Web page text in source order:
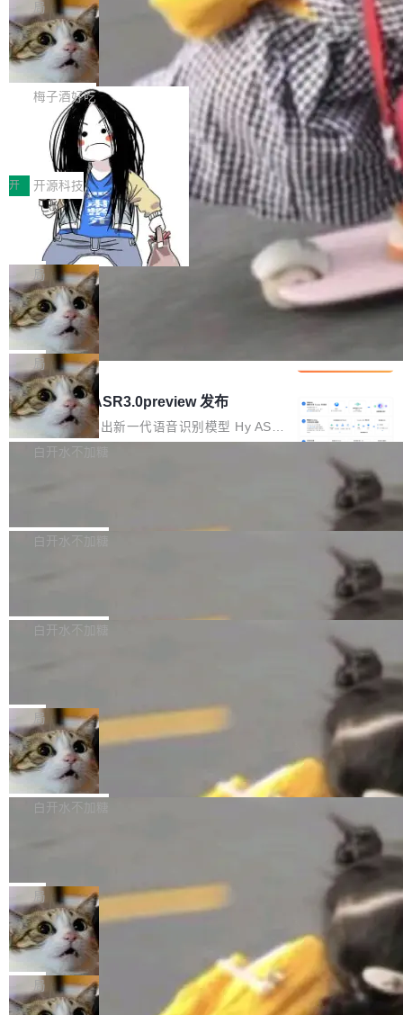
安全与合规要求。对于大多数普通研发场景，公
有云模型能够满足快速试用和效率提升的需求。
但对于金融、能源、医疗等对数据安全要求较...
渐丰富，用户关注的重点也在发生变化：不只是
让AI用起来，还要进一步看清混合算力时代下，
Token花在哪里、算力是否被充分利用，以及持
续增长的AI成本该如何优化。 深信服AI算力网关
正是围绕这些实际问题，从Token治理和成本治
理两个方面，让用户的每一份算力都看得清、管
得住、用得稳、省得下、更安全！ 一、从现在开
始，Token使用一目...
Bigtable 作者之一。TensorFlow 的作者之一。
Gemini 的架构师。Google 首席科学家。 Jeff D
ean 在 Google 工作了 27 年后，宣布离职。 他
不是一个人走。一同离开的还有 Sanjay Ghema
wat（Google 员工编号 23，Jeff Dean 二十多
年的编程搭档，MapReduce 和 Bigtable 的共同
作者）、Quoc Le（Google 大脑核心成员，Se
q2Seq 和 DocAI 的共同发明人）以及 Oriol Vin
yals（Gemini 联合负责人，AlphaSta...
局
🔥 SolonCode v2026.8.4 发布：界面
字体可调、22 种语言、记忆搜索增强
打开终端就能上岗的全中文编码智能体，这一轮
把「看得清、用母语、记得住」三件事一次补
齐。 SolonCode 是什么 SolonCode 是杭州无
耳科技研发的企业级终端编码智能体——一位全
中文驱动的数字员工，自主理解需求、规划步
骤、编写代码。不挑模型、不挑平台，curl 一行
装完即用。 开源地址：Gitee · GitCode · GitHu
b 安装 支持 Java 8+（8~26）、macOS / Linu
x / Windows / Harmony PC。 # macOS / Linu
x / Harmony PC curl -fsSL https://solon.noea
r.org/solon...
梅子酒好吃
让“代码语义理解”深度释放AI Coding
价值潜能：华为云码道（CodeArts）
代码仓技术解析
一、代码仓深度理解技术的作用与价值 在软件工
程实践中，代码仓是企业核心知识资产的主要载
体。企业级代码仓库通常包含数十万乃至数百万
个文件，其规模远超单次模型调用可承载的上下
文窗口。随着项目规模的持续扩张与代码历史的
不断累积，代码仓中的模块关系、接口契约、业
务逻辑等关键信息往往分散于数十乃至数百个文
件之中，形成高度复杂的知识关联网络。传统的
代码检索手段（如关键词匹配、目录遍历）仅能
在语法层面完成文本定位，难以触及代码的语义
内涵与结构关联，导致开发者使用代码智能体在
理解大规模代码仓时面临显著"代码仓理解"瓶
颈。 代码仓深度理解服务（以下简称" CodeBas
e深度理解服务"）是华为云码道（CodeA...
开 开源科技
一条“删库”命令跑 17 小时，算法工程
师删光 89TB 数据只为干私活
最高人民检察院8月4日公布了一起案件：北京一
名90后算法工程师王某，为了给自己接的私活腾
服务器空间，删光了公司AI游戏部门的全部核心
数据。 王某2024年1月入职东城区某科技公司AI
短剧部门，有互联网大厂背景。在公司内部架构
调整期间，部门三次通知全员将数据从A集群迁
移到B集群，王某都回复了"收到"。 他没有迁移
数据。2024年9月3日下午4点，他使用此前登录
的账号密码进入A集群，输入了一条被程序员圈
称为"删库跑路"的命令——最高管理员权限、无
自研的多个文生3D和...
局
Cloudflare 分享推理优化实践：KV ca
che 量化 + 权重压缩，吞吐量提升 4
1%，成本降 30%
Kimi 和 GLM 是当前最强的大模型系列之一，但
它们有一个共同的问题：太吃显存了。月之暗面
的 Kimi K 系列和智谱的 GLM 都是长上下文、M
oE 架构的大模型，好用到让人上瘾，但 GPU 显
存永远不够用。 Cloudflare 的 Workers AI 团队
一直在跑这些模型的推理。他们在官方博客上发
整性保护。效果是：吞吐量提升 41%，每 token
局
腾讯混元 Hy ASR3.0preview 发布
腾讯混元正式推出新一代语音识别模型 Hy ASR
3.0preview。基于最新一代大语言模型 Hy3 的
让语音识别不再只是听清，而是真正听懂。通过
w 不要求标准普通话，方言识别覆盖粤语、吴语
白开水不加糖
新和少量网页兼容性修复版本。 Changes/fixe
容提供的字体时出现的几个问题 为避免音频加
质的最低采样率）的音频格式将被拒绝 修复了 C
SS 圆角虚线样式中可能存在的问题 如果表单中
的图像元素不在同一个子树中，则它们将不再关
联 加...
白开水不加糖
发布的 Release Notes，他利用 AI 工具（如 Co
最强的若干项。对于尚未正式发版的 PG 19，则
通过拉取过去一年内（从 PG 18 Beta1 时间点
至今）的所有 commit，同样交由 AI 分析提炼。
经过人工复核，准确度令人满意。这一方法也为
社区爱好者提供了高效跟踪新版本的思路。
白开水不加糖
维护工作一直与我的日常工作、家务、社交生活
和休闲娱乐竞争时间。" 这是 libexpat 维护者 S
ebastian Pipping 写在博客里的话。8 月 4 日，
他宣布了一个新消息：从 2026 年 8 月 1 日起，
他可以全职维护 libexpat 了，最长 6 个月。发
库之一。你的操作系统、浏览器、无数的基础设
施软件，很可能都在用它。而过去十年，维护它
的人一直在用业余...
局
Firefox 153.0.3 发布
Firefox 153.0.3 现已发布，具体更新内容如
下： New Smart Window 包含多项增强功能：
gi?id=2019042">Bug&nbsp;2019042</a>）</l
i> <li>现在，助手可以直接使用 Exa 的网络搜索
结果回答问题，而无需将问题转交给搜索引擎。
（<a href="https://bugzilla.mozilla.org/show_
bug.cgi?id=204...
白开水不加糖
的 npm 包。项目的核心论点是：容器不适合 Ag
ent 计算。真正适合的，是 Isolate。 Cloudflare
工程师在这件事上没什么可谦虚的——他们用 W
orkers 跑了十年 Isolate。用 CEO Matthew Pri
nce 的话说：「我们一生都在用 Isolate 运行代
码，而 AI Agent 不需要容器，它们需要的是 Iso
局
OpenAI 公开邮件和聊天记录回应苹果
诉讼，称“Apple is getting this wron
g”
上个月，苹果一纸诉状把 OpenAI 告上法庭，指
控其挖角苹果前员工并窃取商业秘密。苹果的诉
状把 OpenAI 描述成一个系统性地从前东家挖
局